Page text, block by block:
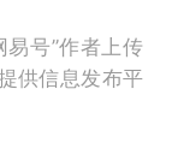
号”作者上传
供信息发布平